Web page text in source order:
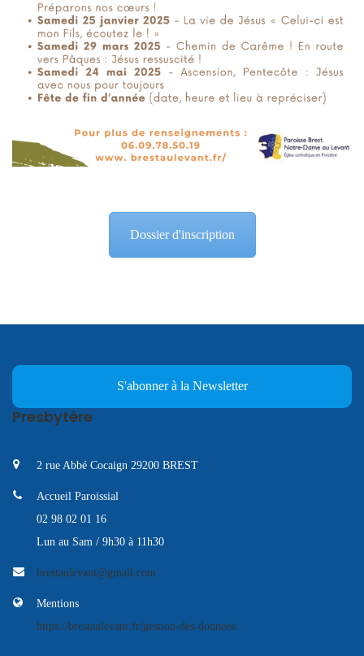
Dossier d'inscription
S'abonner à la Newsletter
Presbytère
2 rue Abbé Cocaign 29200 BREST
Accueil Paroissial
02 98 02 01 16
Lun au Sam / 9h30 à 11h30
brestaulevant@gmail.com
Mentions
https://brestaulevant.fr/gestion-des-donnees/